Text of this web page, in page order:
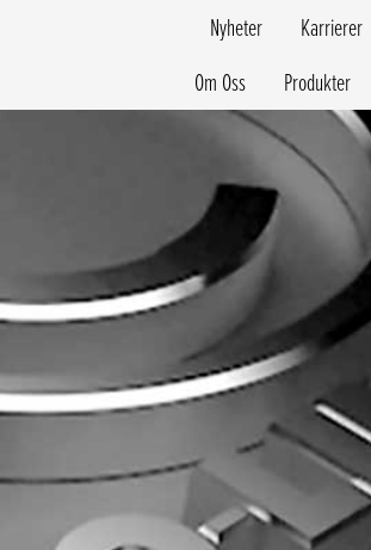
Om Oss Produkter
Nyheter Karrierer